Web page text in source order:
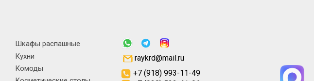
Шкафы распашные
Кухни
Комоды
+7 (918) 993-11-49
raykrd@mail.ru